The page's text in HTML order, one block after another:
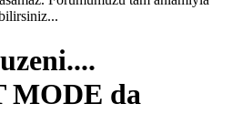
MODE da